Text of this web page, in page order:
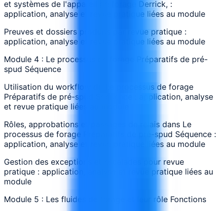
et systèmes de l'appareil de forage Derrick, :
application, analyse et revue pratique liées au module
Preuves et dossiers produits par revue pratique :
application, analyse et revue pratique liées au module
Module 4 : Le processus de forage Préparatifs de pré-
spud Séquence
Utilisation du workflow de Le processus de forage
Préparatifs de pré-spud Séquence : application, analyse
et revue pratique liées au module
Rôles, approbations et passages de relais dans Le
processus de forage Préparatifs de pré-spud Séquence :
application, analyse et revue pratique liées au module
Gestion des exceptions et escalades pour revue
pratique : application, analyse et revue pratique liées au
module
Module 5 : Les fluides de forage et leur rôle Fonctions